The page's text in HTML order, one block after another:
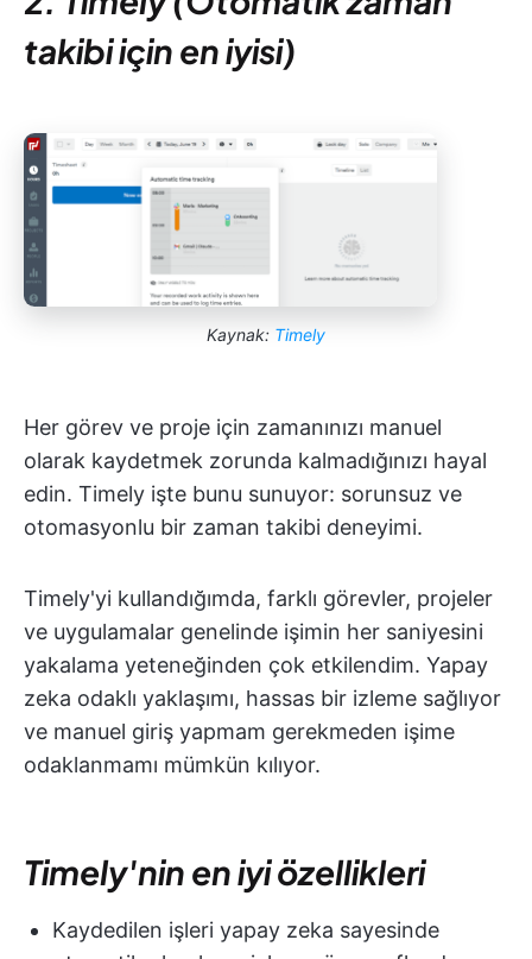
takibi için en iyisi)
Kaynak: Timely
Her görev ve proje için zamanınızı manuel
olarak kaydetmek zorunda kalmadığınızı hayal
edin. Timely işte bunu sunuyor: sorunsuz ve
otomasyonlu bir zaman takibi deneyimi.
Timely'yi kullandığımda, farklı görevler, projeler
ve uygulamalar genelinde işimin her saniyesini
yakalama yeteneğinden çok etkilendim. Yapay
zeka odaklı yaklaşımı, hassas bir izleme sağlıyor
ve manuel giriş yapmam gerekmeden işime
odaklanmamı mümkün kılıyor.
Timely'nin en iyi özellikleri
Kaydedilen işleri yapay zeka sayesinde